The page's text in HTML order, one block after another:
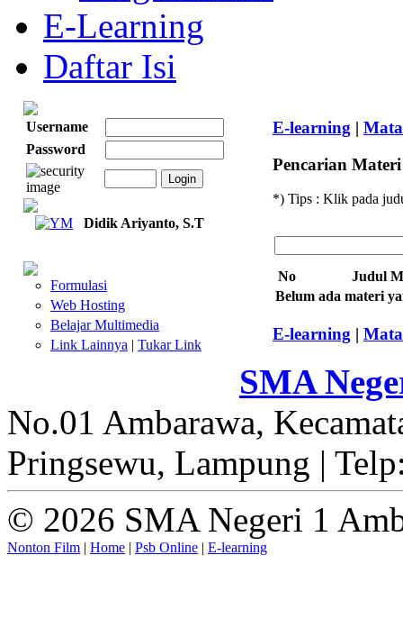
E-Learning
Daftar Isi
E-learning |
Pencarian
*) Tips : Klik pada
No
Judul
Belum ada materi
E-learning |
Username
Password
Didik Ariyanto, S.T
Formulasi
Web Hosting
Belajar Multimedia
Link Lainnya | Tukar Link
SMA
No.01 Ambarawa,
Pringsewu, Lampung |
© 2026 SMA Negeri 1
Nonton Film | Home | Psb Online | E-learning